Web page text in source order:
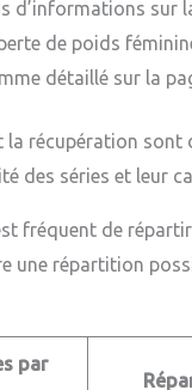
d’informations sur
de poids
détaillé sur la
la récupération
des séries et leur
fréquent de
une répartition
par